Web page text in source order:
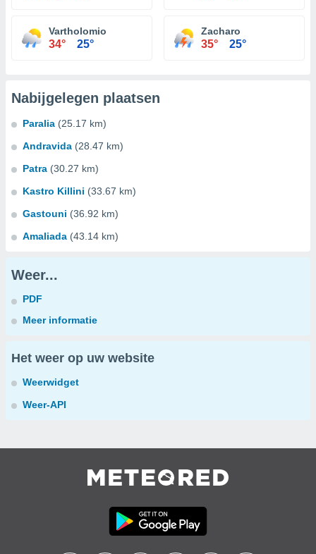
Vartholomio
34° 25°
Zacharo
35° 25°
Nabijgelegen plaatsen
Paralia (25.17 km)
Andravida (28.47 km)
Patra (30.27 km)
Kastro Killini (33.67 km)
Gastouni (36.92 km)
Amaliada (43.14 km)
Weer...
PDF
Meer informatie
Het weer op uw website
Weerwidget
Weer-API